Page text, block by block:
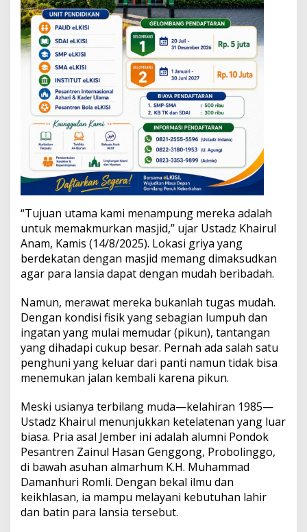
k
a
n
j
i
d
“Tujuan utama kami menampung mereka adalah
untuk memakmurkan masjid,” ujar Ustadz Khairul
Anam, Kamis (14/8/2025). Lokasi griya yang
berdekatan dengan masjid memang dimaksudkan
agar para lansia dapat dengan mudah beribadah.
Namun, merawat mereka bukanlah tugas mudah.
Dengan kondisi fisik yang sebagian lumpuh dan
ingatan yang mulai memudar (pikun), tantangan
yang dihadapi cukup besar. Pernah ada salah satu
penghuni yang keluar dari panti namun tidak bisa
menemukan jalan kembali karena pikun.
Meski usianya terbilang muda—kelahiran 1985—
Ustadz Khairul menunjukkan ketelatenan yang luar
biasa. Pria asal Jember ini adalah alumni Pondok
Pesantren Zainul Hasan Genggong, Probolinggo,
di bawah asuhan almarhum K.H. Muhammad
Damanhuri Romli. Dengan bekal ilmu dan
keikhlasan, ia mampu melayani kebutuhan lahir
dan batin para lansia tersebut.